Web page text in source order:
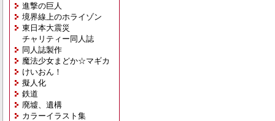
進撃の巨人
境界線上のホライゾン
東日本大震災
チャリティー同人誌
同人誌製作
魔法少女まどか☆マギカ
けいおん！
擬人化
鉄道
廃墟、遺構
カラーイラスト集